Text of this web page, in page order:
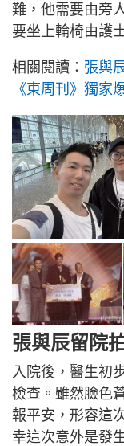
難，他需要由旁
要坐上輪椅由護
相關閱讀： 張與
《東周刊》獨家
張與辰留院
入院後，醫生初
檢查。雖然臉色
報平安，形容這
幸這次意外是發